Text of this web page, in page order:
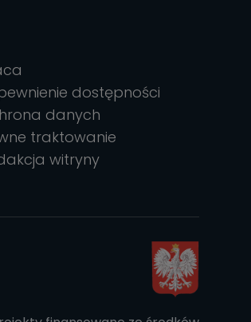
dostępności
danych
traktowanie
witryny